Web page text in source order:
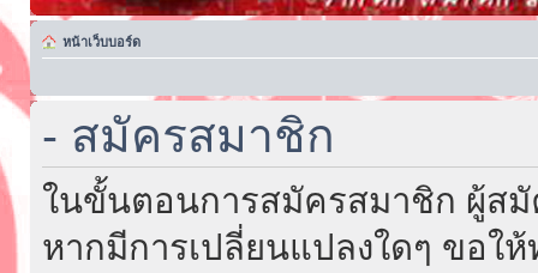
หน้าเว็บบอร์ด
- สมัครสมาชิก
ในขั้นตอนการสมัครสมาชิก ผู้ส
หากมีการเปลี่ยนแปลงใดๆ ขอใ